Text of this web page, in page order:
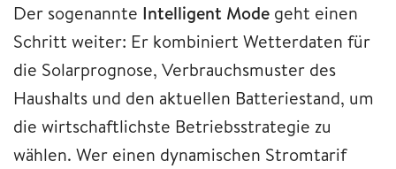
Der sogenannte Intelligent Mode geht einen
Schritt weiter: Er kombiniert Wetterdaten für
die Solarprognose, Verbrauchsmuster des
Haushalts und den aktuellen Batteriestand, um
die wirtschaftlichste Betriebsstrategie zu
wählen. Wer einen dynamischen Stromtarif